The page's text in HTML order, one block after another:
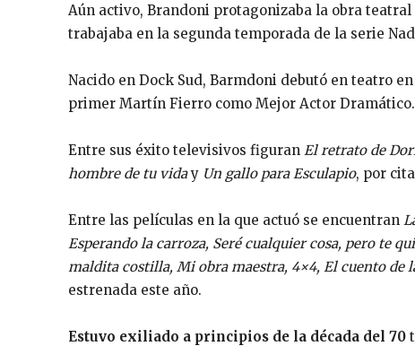
Aún activo, Brandoni protagonizaba la obra teatral
trabajaba en la segunda temporada de la serie
Nacido en Dock Sud, Barmdoni debutó en teatro
primer Martín Fierro como Mejor Actor Dramático.
Entre sus éxito televisivos figuran El retrato de
hombre de tu viday Un gallo para Esculapio, por
Entre las películas en la que actuó se encuentran
Esperando la carroza, Seré cualquier cosa, pero te
maldita costilla, Mi obra maestra, 4×4, El cuento de
estrenada este año.
Estuvo exiliado a principios de la década del 70